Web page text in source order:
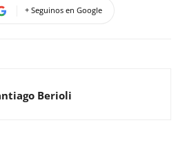
+ Seguinos en Google
Berioli